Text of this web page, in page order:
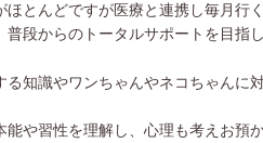
ほとんどですが医療と連携し毎月行
普段からのトータルサポートを目指
る知識やワンちゃんやネコちゃんに
能や習性を理解し、心理も考えお預